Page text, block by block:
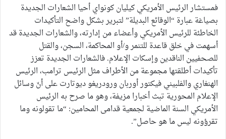
فمستشار الرئيس الأمريكي كيليان كونواي أحيا الشعارات الجديدة
بصياغة عبارة “الوقائع البديلة” لتبرير بشكل واضح التأكيدات
الخاطئة للرئيس الأمريكي وأعضاء من إدارته، والشعارات الجديدة قد
أسهمت في خلق قاعدة للتنمر و/أو المحاكمة، السجن، والقتل
للصحفيين الناقدين وإسكات الإعلام. فالشعارات الجديدة تعزز
تأكيدات أطلقتها مجموعة من الأطراف مثل الرئيس ترامب، الرئيس
الهنغاري والفلبيني فيكتور أوربان ورودريغو ديوتارت على أنّ وسائل
الإعلام المحورية تبث أخبارا مزيفة، وهو ما صرح به الرئيس
الأمريكي السنة الماضية لجمعية قدامى المحامين: “ما تقولونه وما
تقرؤونه ليس ما هو حاصل”.